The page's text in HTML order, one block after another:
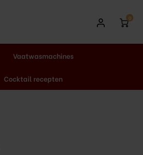
0
Vaatwasmachines
Cocktail recepten